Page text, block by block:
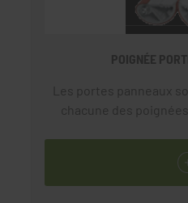
POIGNÉE
Les portes panneaux sont livrés par paires,
chacune des
transporter